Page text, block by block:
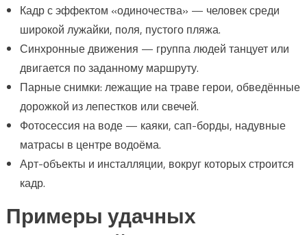
Кадр с эффектом «одиночества» — человек среди
широкой лужайки, поля, пустого пляжа.
Синхронные движения — группа людей танцует или
двигается по заданному маршруту.
Парные снимки: лежащие на траве герои, обведённые
дорожкой из лепестков или свечей.
Фотосессия на воде — каяки, сап-борды, надувные
матрасы в центре водоёма.
Арт-объекты и инсталляции, вокруг которых строится
кадр.
Примеры удачных